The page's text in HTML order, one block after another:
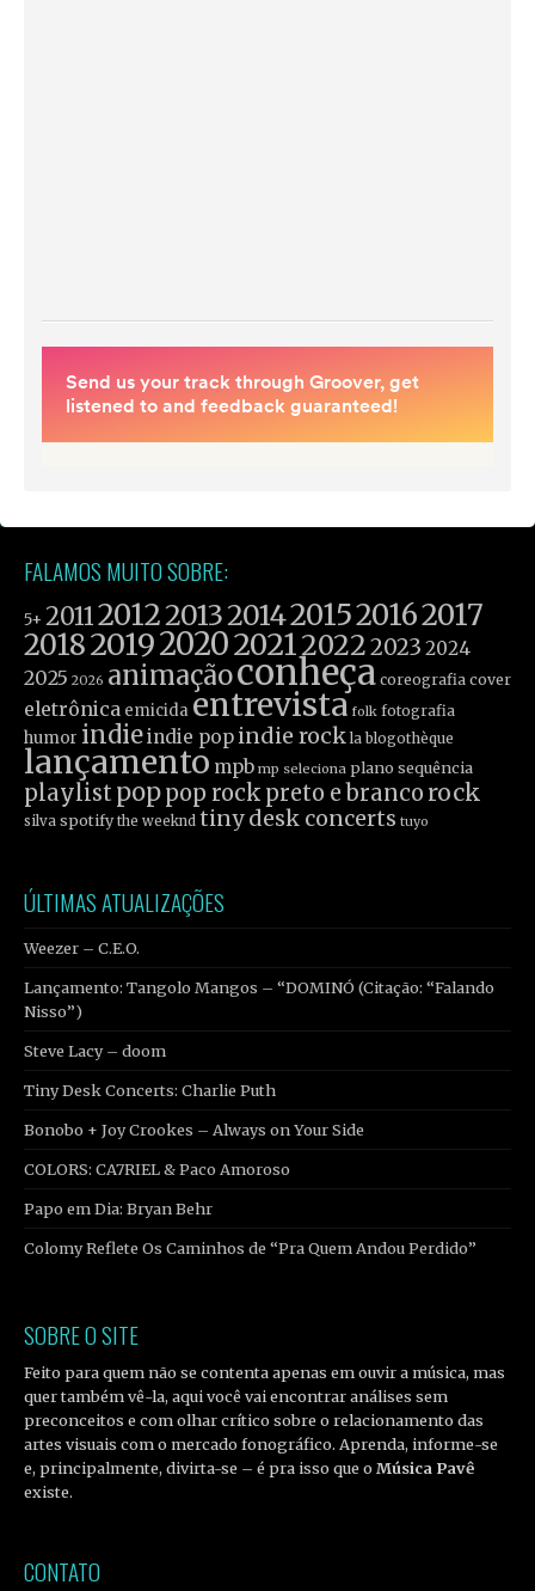
FALAMOS MUITO SOBRE:
5+ 2011201220132014201520162017
201820192020202120222023 2024
2025 2026 animaçãoconheça coreografia cover
eletrônica emicida entrevista folk fotografia
humor indieindie pop indie rock la blogothèque
lançamento mpb mp seleciona plano sequência
playlist poppop rock preto e branco rock
silva spotify the weeknd tiny desk concerts tuyo
ÚLTIMAS ATUALIZAÇÕES
Weezer – C.E.O.
Lançamento: Tangolo Mangos – “DOMINÓ (Citação: “Falando
Nisso”)
Steve Lacy – doom
Tiny Desk Concerts: Charlie Puth
Bonobo + Joy Crookes – Always on Your Side
COLORS: CA7RIEL & Paco Amoroso
Papo em Dia: Bryan Behr
Colomy Reflete Os Caminhos de “Pra Quem Andou Perdido”
SOBRE O SITE
Feito para quem não se contenta apenas em ouvir a música, mas
quer também vê-la, aqui você vai encontrar análises sem
preconceitos e com olhar crítico sobre o relacionamento das
artes visuais com o mercado fonográfico. Aprenda, informe-se
e, principalmente, divirta-se – é pra isso que oMúsica Pavê
existe.
CONTATO